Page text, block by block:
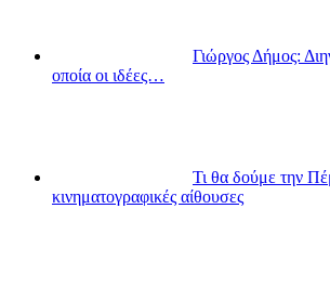
Γιώργος Δήμος:
οποία οι ιδέες…
Τι θα δούμε την
κινηματογραφικές αίθουσες